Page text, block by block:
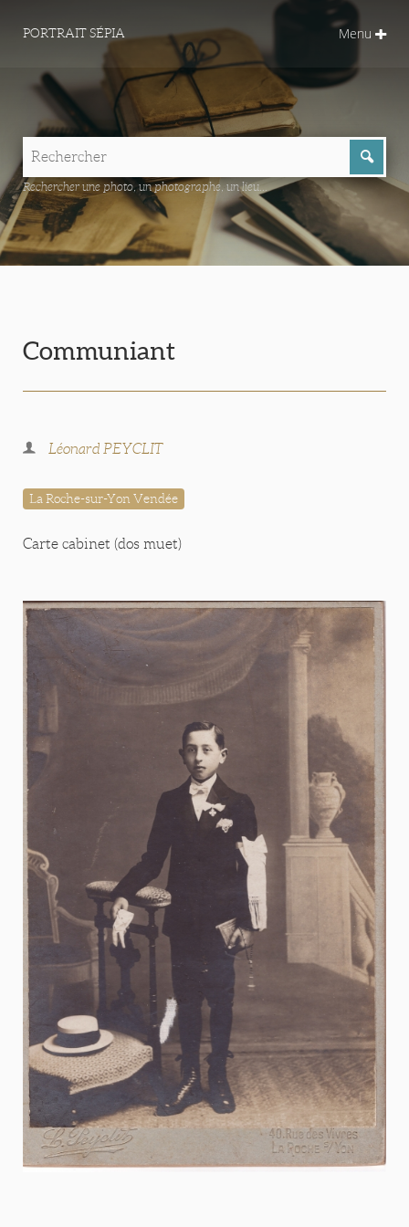
PORTRAIT SÉPIA Menu
Rechercher une photo, un photographe, un lieu...
Communiant
Léonard PEYCLIT
La Roche-sur-Yon Vendée
Carte cabinet (dos muet)